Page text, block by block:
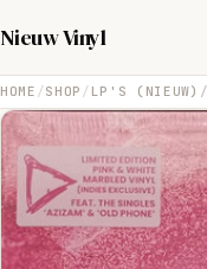
Nieuw Vinyl
HOME SHOP LP'S (NIEUW)